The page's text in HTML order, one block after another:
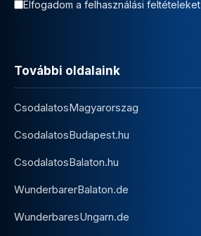
Elfogadom a felhasználási feltételeket
További oldalaink
CsodalatosMagyarorszag
CsodalatosBudapest.hu
CsodalatosBalaton.hu
WunderbarerBalaton.de
WunderbaresUngarn.de